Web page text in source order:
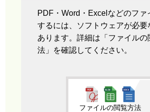
PDF・Word・Excelなどのファ
するには、ソフトウェアが必要
あります。詳細は「ファイルの
法」を確認してください。
ファイルの閲覧方法